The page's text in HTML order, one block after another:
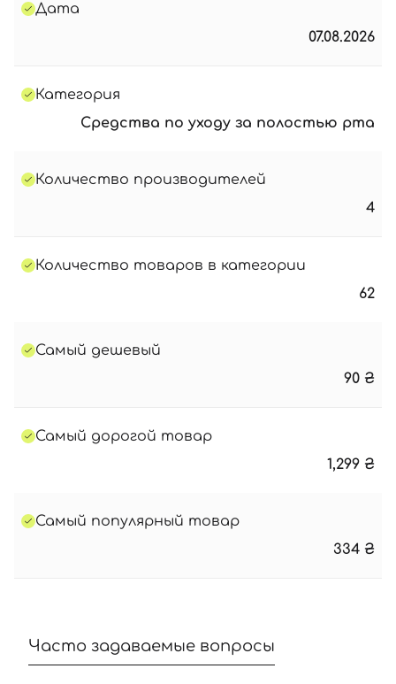
Дата
07.08.2026
Категория
Средства по уходу за полостью рта
Количество производителей
4
Количество товаров в категории
62
Самый дешевый
90 ₴
Самый дорогой товар
1,299 ₴
Самый популярный товар
334 ₴
Часто задаваемые вопросы